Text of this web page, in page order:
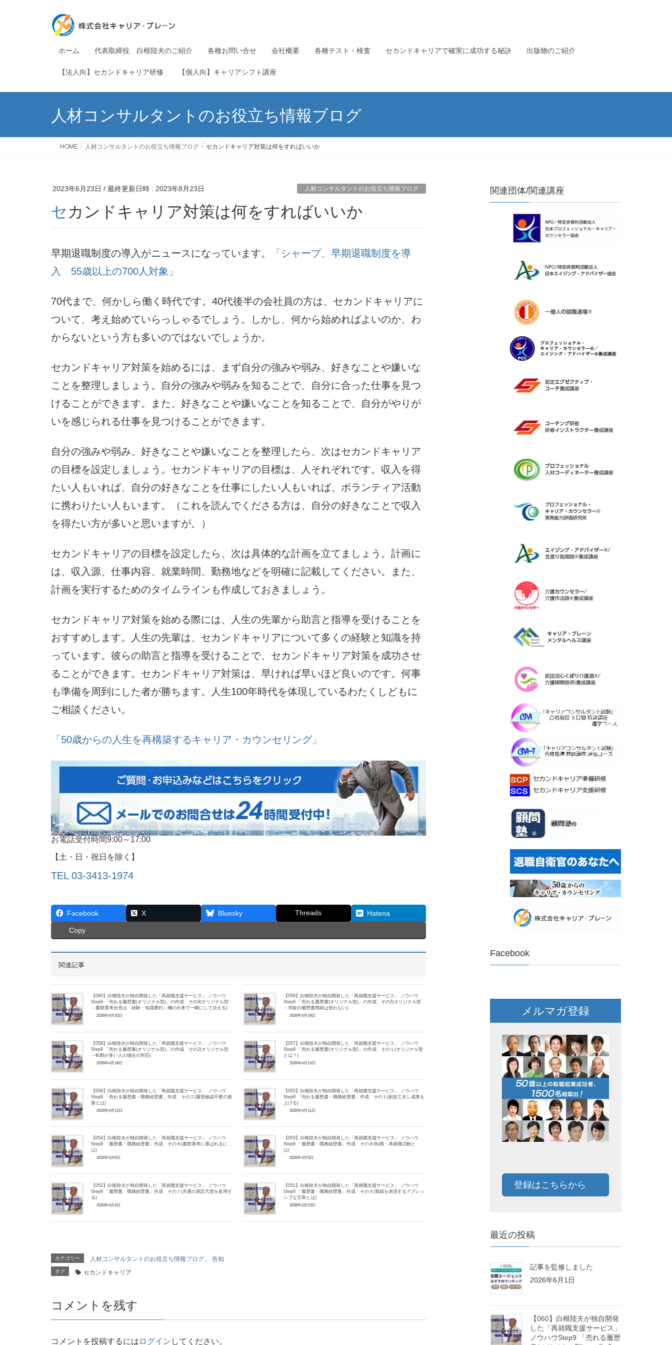
ホーム 代表取締役 白根陸夫のご紹介 各種お問い合せ 会社概要 各種テスト・検査 セカンドキャリアで確実に成功する秘訣 出版物のご紹介
【法人向】セカンドキャリア研修 【個人向】キャリアシフト講座
人材コンサルタントのお役立ち情報ブログ
HOME 人材コンサルタントのお役立ち情報ブログ セカンドキャリア対策は何をすればいいか
2023年6月23日 / 最終更新日時 : 2023年8月23日 人材コンサルタントのお役立ち情報ブログ
セカンドキャリア対策は何をすればいいか
早期退職制度の導入がニュースになっています。
「シャープ、早期退職制度を導
入 55歳以上の700人対象」
70代まで、何かしら働く時代です。40代後半の会社員の方は、セカンドキャリアに
ついて、考え始めていらっしゃるでしょう。しかし、何から始めればよいのか、わ
からないという方も多いのではないでしょうか。
セカンドキャリア対策を始めるには、まず自分の強みや弱み、好きなことや嫌いな
ことを整理しましょう。自分の強みや弱みを知ることで、自分に合った仕事を見つ
けることができます。また、好きなことや嫌いなことを知ることで、自分がやりが
いを感じられる仕事を見つけることができます。
自分の強みや弱み、好きなことや嫌いなことを整理したら、次はセカンドキャリア
の目標を設定しましょう。セカンドキャリアの目標は、人それぞれです。収入を得
たい人もいれば、自分の好きなことを仕事にしたい人もいれば、ボランティア活動
に携わりたい人もいます。（これを読んでくださる方は、自分の好きなことで収入
を得たい方が多いと思いますが。）
セカンドキャリアの目標を設定したら、次は具体的な計画を立てましょう。計画に
は、収入源、仕事内容、就業時間、勤務地などを明確に記載してください。また、
計画を実行するためのタイムラインも作成しておきましょう。
セカンドキャリア対策を始める際には、人生の先輩から助言と指導を受けることを
おすすめします。人生の先輩は、セカンドキャリアについて多くの経験と知識を持
っています。彼らの助言と指導を受けることで、セカンドキャリア対策を成功させ
ることができます。セカンドキャリア対策は、早ければ早いほど良いのです。何事
も準備を周到にした者が勝ちます。人生100年時代を体現しているわたくしどもに
ご相談ください。
「50歳からの人生を再構築するキャリア・カウンセリング」
お電話受付時間9:00～17:00
【土・日・祝日を除く】
TEL 03-3413‐1974
Facebook X Bluesky Threads Hatena
Copy
関連記事
【060】白根陸夫が独自開発した「再就職支援サービス」 ノウハウ
Step9 「売れる履歴書(オリジナル型)」の作成 その4(オリジナル型
－書類選考合否は「経験・知識要約」欄の出来で一瞬にして決まる)
2026年4月20日
【059】白根陸夫が独自開発した「再就職支援サービス」 ノウハウ
Step9 「売れる履歴書(オリジナル型)」の作成 その3(オリジナル型
－市販の履歴書用紙は使わない)
2026年4月19日
【058】白根陸夫が独自開発した「再就職支援サービス」 ノウハウ
Step9 「売れる履歴書(オリジナル型)」の作成 その2(オリジナル型
－転勤が多い人の場合の対応)
2026年4月18日
【057】白根陸夫が独自開発した「再就職支援サービス」 ノウハウ
Step9 「売れる履歴書(オリジナル型)」の作成 その１(オリジナル型
とは？)
2026年4月13日
【056】白根陸夫が独自開発した「再就職支援サービス」 ノウハウ
Step9 「売れる履歴書・職務経歴書」作成 その２(履歴確認不要の面
接とは)
2026年4月12日
【055】白根陸夫が独自開発した「再就職支援サービス」 ノウハウ
Step9 「売れる履歴書・職務経歴書」作成 その１(創意工夫し成果を
上げる)
2026年4月11日
【054】白根陸夫が独自開発した「再就職支援サービス」 ノウハウ
Step9 「履歴書・職務経歴書」作成 その８(書類選考に選ばれるに
は)
2026年4月6日
【053】白根陸夫が独自開発した「再就職支援サービス」 ノウハウ
Step9 「履歴書・職務経歴書」作成 その８(転職・再就職活動と
は)
2026年4月5日
【052】白根陸夫が独自開発した「再就職支援サービス」 ノウハウ
Step9 「履歴書・職務経歴書」作成 その７(共通の測定尺度を多用す
る)
2026年4月4日
【051】白根陸夫が独自開発した「再就職支援サービス」 ノウハウ
Step9 「履歴書・職務経歴書」作成 その６(業績を表現するアグレッ
シブな文章とは)
2026年3月23日
カテゴリー 人材コンサルタントのお役立ち情報ブログ 、 告知
タグ セカンドキャリア
コメントを残す
コメントを投稿するには ログイン してください。
関連団体/関連講座
Facebook
メルマガ登録
登録はこちらから
最近の投稿
記事を監修しました
2026年6月1日
【060】白根陸夫が独自開発
した「再就職支援サービス」
ノウハウStep9 「売れる履歴